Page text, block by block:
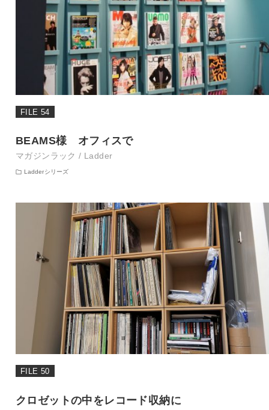
FILE 54
BEAMS様 オフィスで
マガジンラック / Ladder
Ladderシリーズ
FILE 50
クロゼットの中をレコード収納に